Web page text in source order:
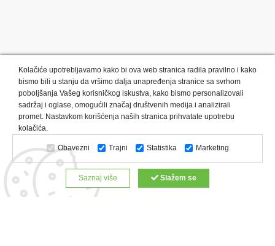
Kategorije proizvoda: Olovke i markeri
Privesci i trakice
Upaljači
USB Tehnologija Tekstil
Kačketi i kape
Notesi i rokovnici
Kancelarija Satovi
Kišobrani
Torbe i putovanja
Kuhinjski setovi
Alati i oprema
Relaksacija, lepota i zdravlje
Kalendari
Custom proizvodi
Digitalna štampa
Kolačiće upotrebljavamo kako bi ova web stranica radila pravilno i kako
bismo bili u stanju da vršimo dalja unapređenja stranice sa svrhom
poboljšanja Vašeg korisničkog iskustva, kako bismo personalizovali
sadržaj i oglase, omogućili značaj društvenih medija i analizirali
promet. Nastavkom korišćenja naših stranica prihvatate upotrebu
kolačića.
Obavezni Trajni Statistika Marketing
Saznaj više Slažem se